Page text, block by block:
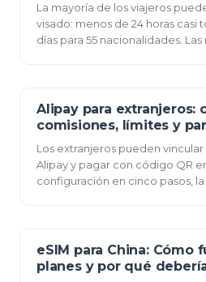
La mayoría de los viajeros
visado: menos de 24 horas casi
días para 55 nacionalidades.
11 de junio de 2026
Alipay para extranjeros:
comisiones, límites y
Los extranjeros pueden
Alipay y pagar con código QR
configuración en cinco pasos,
11 de junio de 2026
eSIM para China: Cómo
planes y por qué